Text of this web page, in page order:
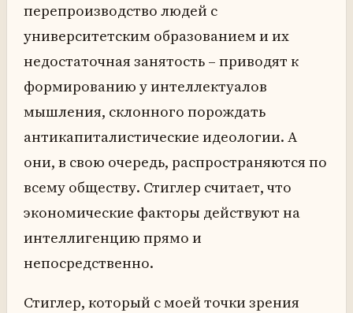
перепроизводство людей с
университетским образованием и их
недостаточная занятость – приводят к
формированию у интеллектуалов
мышления, склонного порождать
антикапиталистические идеологии. А
они, в свою очередь, распространяются по
всему обществу. Стиглер считает, что
экономические факторы действуют на
интеллигенцию прямо и
непосредственно.
Стиглер, который с моей точки зрения